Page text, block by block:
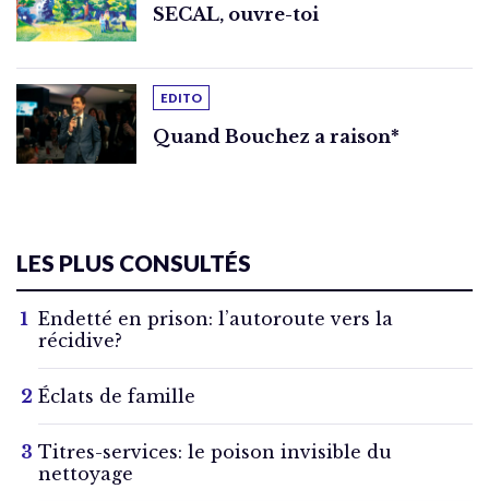
SECAL, ouvre-toi
EDITO
Quand Bouchez a raison*
LES PLUS CONSULTÉS
Endetté en prison: l’autoroute vers la
récidive?
Éclats de famille
Titres-services: le poison invisible du
nettoyage